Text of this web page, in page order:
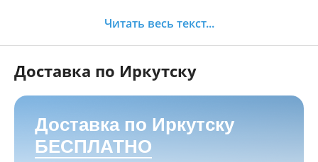
Менеджер свяжется с Вами в течение 30
Как оплатить:
Наличными, пластиковой картой, кредитной
картой и картой ХАЛВА в кассе нашего
магазина по адресуг. Иркутск, ул. Баррикад
24а, Мотосалон БАРС
Читать весь текст...
Доставка по Иркутску
Доставка по Иркутску
БЕСПЛАТНО